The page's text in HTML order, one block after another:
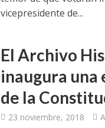
vicepresidente de...
El Archivo
inaugura una
de la
23 noviembre, 2018